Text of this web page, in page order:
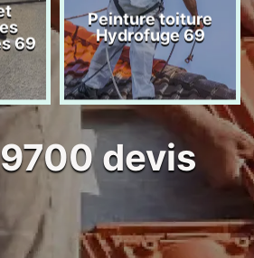
69
Peinture toiture
Hydrofuge 69
devis